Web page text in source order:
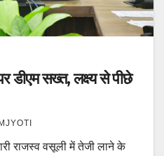
डीएम सख्त, लक्ष्य से पीछे
राजस्व वसूली में तेजी लाने के